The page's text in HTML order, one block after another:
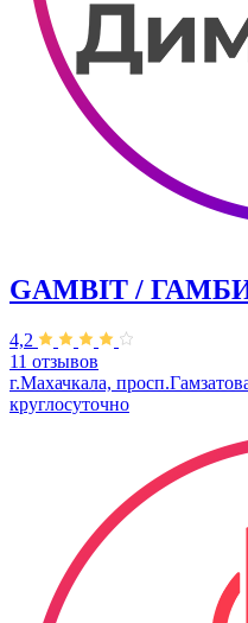
GAMBIT /
4,2
11 отзывов
г.Махачкала,
круглосуточно